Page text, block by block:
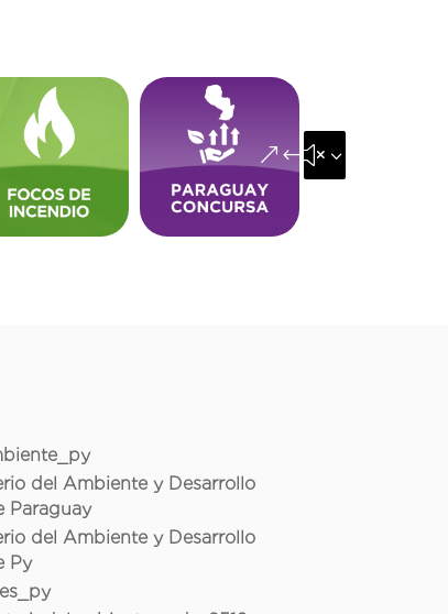
&#x35;
del Ambiente y Desarrollo
Paraguay
del Ambiente y Desarrollo
Py